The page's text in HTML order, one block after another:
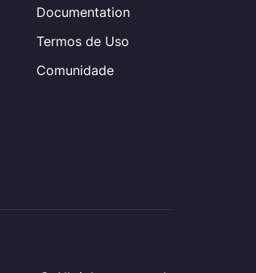
Documentation
Termos de Uso
Comunidade